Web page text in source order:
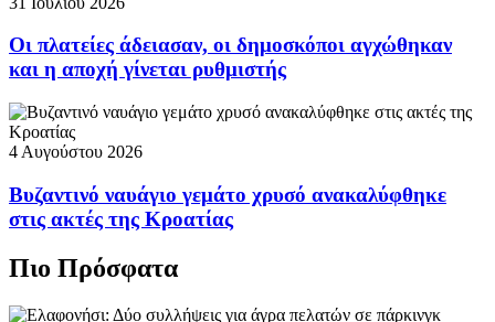
Οι πλατείες άδειασαν, οι δημοσκόποι αγχώθηκαν
και η αποχή γίνεται ρυθμιστής
4 Αυγούστου 2026
Βυζαντινό ναυάγιο γεμάτο χρυσό ανακαλύφθηκε
στις ακτές της Κροατίας
Πιο Πρόσφατα